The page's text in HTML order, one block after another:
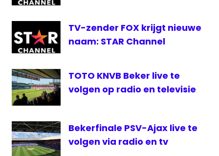
TV-zender FOX krijgt nieuwe
naam: STAR Channel
TOTO KNVB Beker live te
volgen op radio en televisie
Bekerfinale PSV-Ajax live te
volgen via radio en tv